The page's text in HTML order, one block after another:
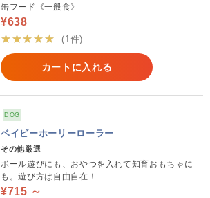
缶フード《一般食》
¥638
★★★★★
(1件)
カートに入れる
DOG
ベイビーホーリーローラー
その他厳選
ボール遊びにも、おやつを入れて知育おもちゃに
も。遊び方は自由自在！
¥715 ～